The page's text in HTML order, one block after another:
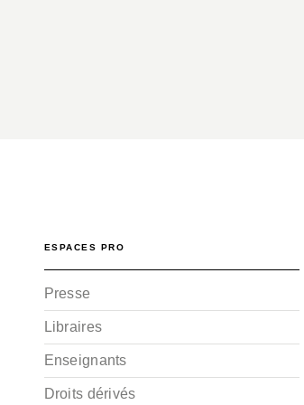
ESPACES PRO
Presse
Libraires
Enseignants
Droits dérivés